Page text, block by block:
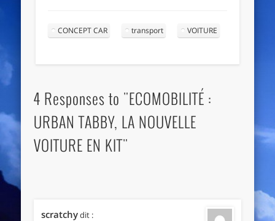
CONCEPT CAR transport VOITURE
4 Responses to "ECOMOBILITÉ :
URBAN TABBY, LA NOUVELLE
VOITURE EN KIT"
scratchydit :